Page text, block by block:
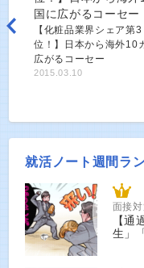
【化粧品業界シェア第3
位！】日本から海外10
広がるコーセー
2015.03.10
就活ノート週間ラ
面接
【通
生」